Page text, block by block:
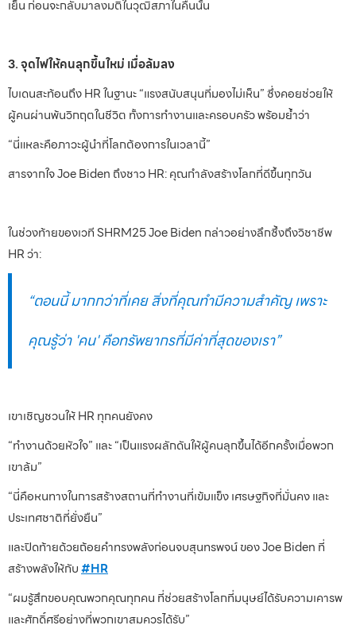
เย็น ก่อนจะกลับมาลงมติในวุฒิสภาในคืนนั้น
3. จุดไฟให้คนลุกขึ้นใหม่ เมื่อล้มลง
ไบเดนสะท้อนถึง HR ในฐานะ “แรงสนับสนุนที่มองไม่เห็น” ซึ่งคอยช่วยให้
ผู้คนผ่านพ้นวิกฤตในชีวิต ทั้งการทำงานและครอบครัว พร้อมย้ำว่า
“นี่แหละคือภาวะผู้นำที่โลกต้องการในเวลานี้”
สารจากใจ Joe Biden ถึงชาว HR: คุณกำลังสร้างโลกที่ดีขึ้นทุกวัน
ในช่วงท้ายของเวที SHRM25 Joe Biden กล่าวอย่างลึกซึ้งถึงวิชาชีพ
HR ว่า:
“ตอนนี้ มากกว่าที่เคย สิ่งที่คุณทำมีความสำคัญ เพราะ
คุณรู้ว่า 'คน' คือทรัพยากรที่มีค่าที่สุดของเรา”
เขาเชิญชวนให้ HR ทุกคนยังคง
“ทำงานด้วยหัวใจ” และ “เป็นแรงผลักดันให้ผู้คนลุกขึ้นได้อีกครั้งเมื่อพวก
เขาล้ม”
“นี่คือหนทางในการสร้างสถานที่ทำงานที่เข้มแข็ง เศรษฐกิจที่มั่นคง และ
ประเทศชาติที่ยั่งยืน”
และปิดท้ายด้วยถ้อยคำทรงพลังก่อนจบสุนทรพจน์ ของ Joe Biden ที่
สร้างพลังให้กับ#HR
“ผมรู้สึกขอบคุณพวกคุณทุกคน ที่ช่วยสร้างโลกที่มนุษย์ได้รับความเคารพ
และศักดิ์ศรีอย่างที่พวกเขาสมควรได้รับ”